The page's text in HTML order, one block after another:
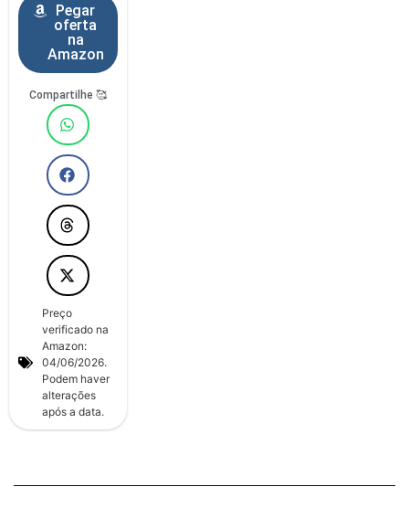
Pegar
oferta
na
Amazon
Compartilhe 🥰
Preço
verificado na
Amazon:
04/06/2026.
Podem haver
alterações
após a data.